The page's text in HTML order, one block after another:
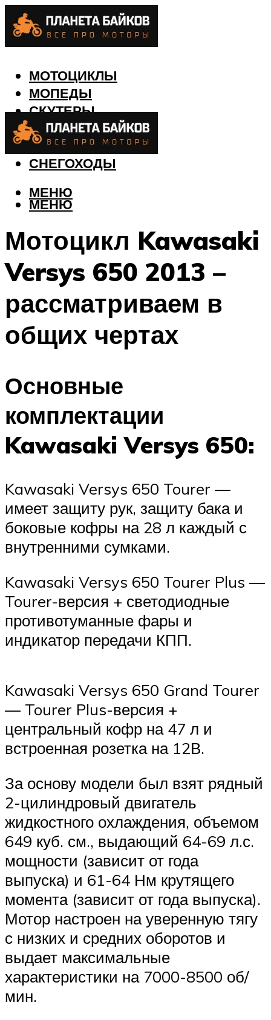
МОТОЦИКЛЫ
МОПЕДЫ
СКУТЕРЫ
КВАДРОЦИКЛЫ
ЛОДКИ
СНЕГОХОДЫ
МЕНЮ
МЕНЮ
Мотоцикл Kawasaki
Versys 650 2013 –
рассматриваем в
общих чертах
Основные
комплектации
Kawasaki Versys 650:
Kawasaki Versys 650 Tourer —
имеет защиту рук, защиту бака и
боковые кофры на 28 л каждый с
внутренними сумками.
Kawasaki Versys 650 Tourer Plus —
Tourer-версия + светодиодные
противотуманные фары и
индикатор передачи КПП.
Kawasaki Versys 650 Grand Tourer
— Tourer Plus-версия +
центральный кофр на 47 л и
встроенная розетка на 12В.
За основу модели был взят рядный
2-цилиндровый двигатель
жидкостного охлаждения, объемом
649 куб. см., выдающий 64-69 л.с.
мощности (зависит от года
выпуска) и 61-64 Нм крутящего
момента (зависит от года выпуска).
Мотор настроен на уверенную тягу
с низких и средних оборотов и
выдает максимальные
характеристики на 7000-8500 об/
мин.